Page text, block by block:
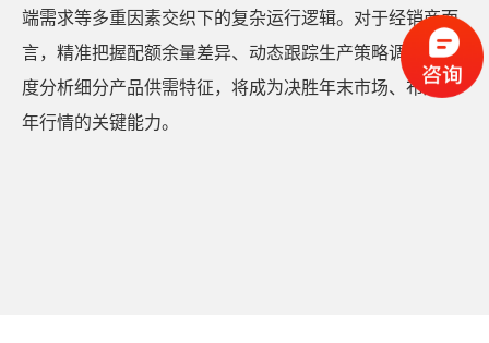
端需求等多重因素交织下的复杂运行逻辑。对于经销商而
言，精准把握配额余量差异、动态跟踪生产策略调整、深
度分析细分产品供需特征，将成为决胜年末市场、布局跨
年行情的关键能力。